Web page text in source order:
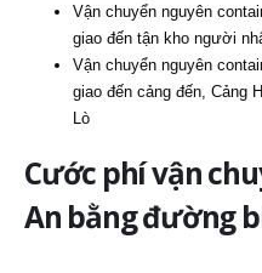
Vận chuyển nguyên
giao đến tận kho người
Vận chuyển nguyên
giao đến cảng đến, Cảng
Lò
Cước phí vận
An bằng đường